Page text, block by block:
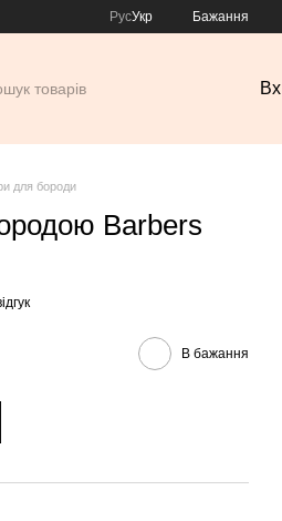
РусУкр Бажання
для бороди
Barbers
В бажання